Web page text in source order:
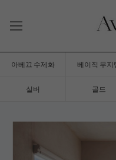
아베끄 수제화 베이직 무지
실버 골드